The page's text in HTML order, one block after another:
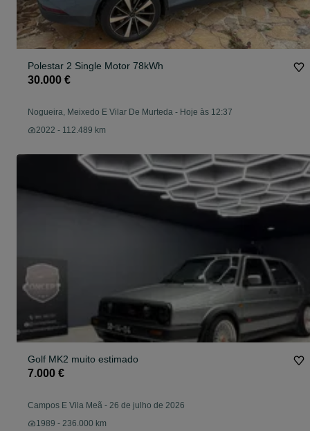
Polestar 2 Single Motor 78kWh
30.000 €
Nogueira, Meixedo E Vilar De Murteda - Hoje às 12:37
2022 - 112.489 km
Golf MK2 muito estimado
7.000 €
Campos E Vila Meã - 26 de julho de 2026
1989 - 236.000 km